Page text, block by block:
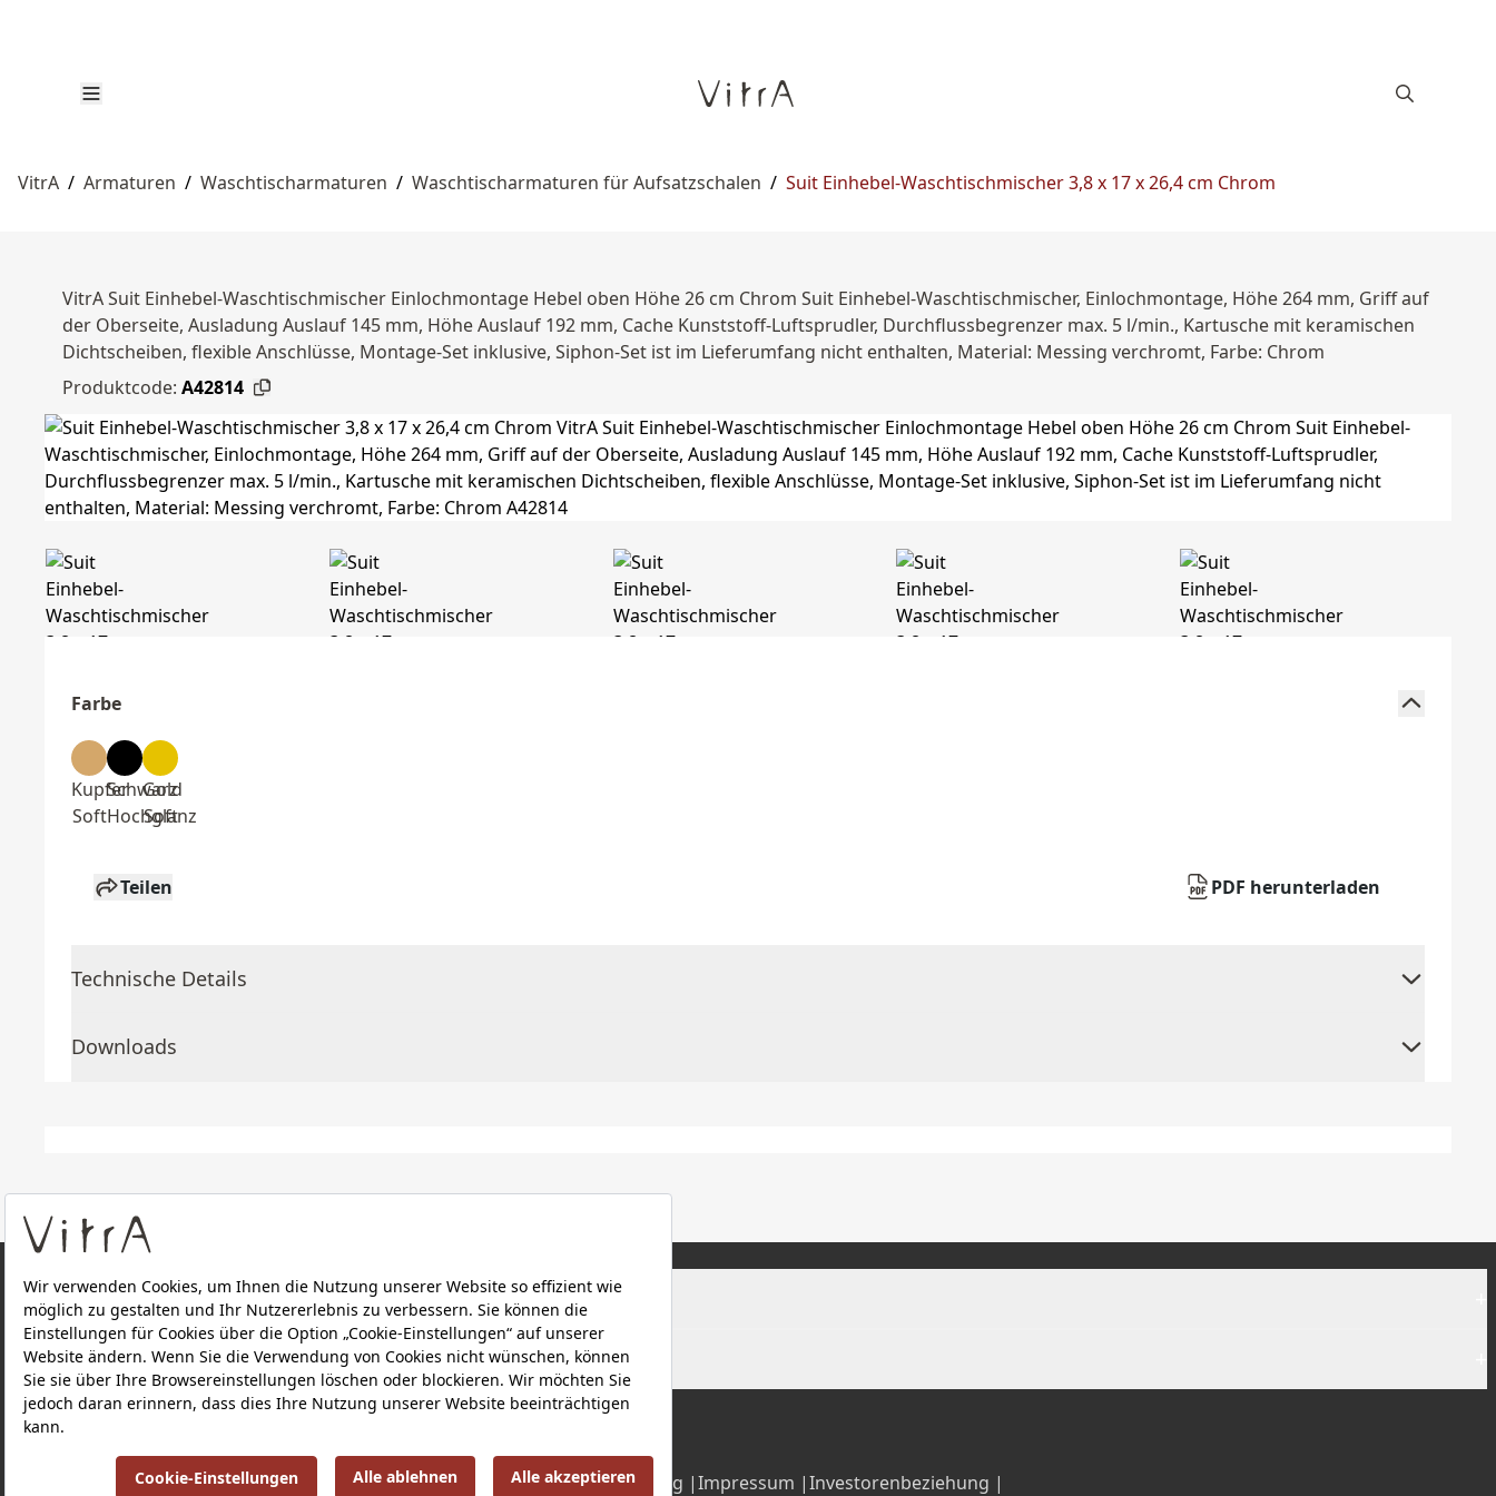
VitrA / Armaturen / Waschtischarmaturen / Waschtischarmaturen für Aufsatzschalen / Suit Einhebel-Waschtischmischer 3,8 x 17 x 26,4 cm Chrom
VitrA Suit Einhebel-Waschtischmischer Einlochmontage Hebel oben Höhe 26 cm Chrom Suit Einhebel-Waschtischmischer, Einlochmontage, Höhe 264 mm, Griff auf
der Oberseite, Ausladung Auslauf 145 mm, Höhe Auslauf 192 mm, Cache Kunststoff-Luftsprudler, Durchflussbegrenzer max. 5 l/min., Kartusche mit keramischen
Dichtscheiben, flexible Anschlüsse, Montage-Set inklusive, Siphon-Set ist im Lieferumfang nicht enthalten, Material: Messing verchromt, Farbe: Chrom
Produktcode: A42814
Farbe
Kupfer
Soft
Schwarz
Hochglanz
Gold
Soft
Teilen PDF herunterladen
Technische Details
Downloads
ÜBER UNS
PRODUKTE
Datenschutzerklärung |Impressum |Investorenbeziehung |